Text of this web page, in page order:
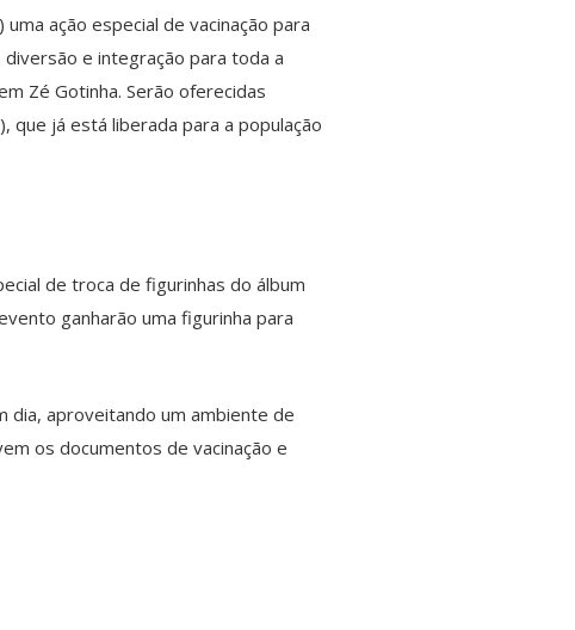
ação especial de vacinação para
diversão e integração para toda a
Zé Gotinha. Serão oferecidas
que já está liberada para a população
de troca de figurinhas do álbum
ganharão uma figurinha para
dia, aproveitando um ambiente de
os documentos de vacinação e